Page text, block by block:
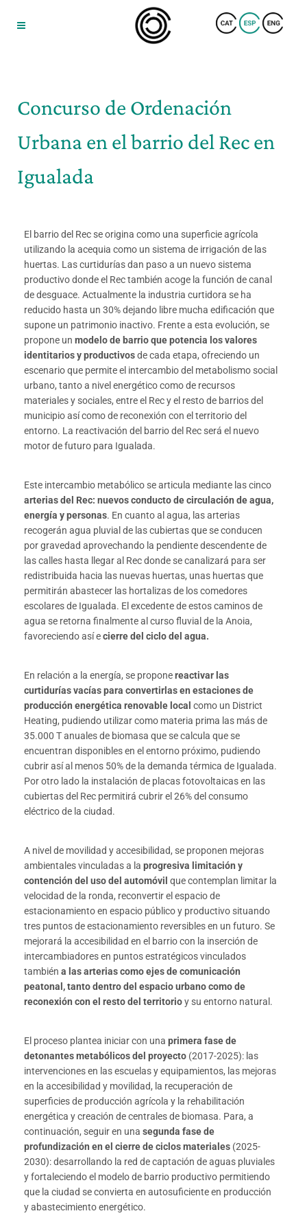
Concurso de Ordenación
Urbana en el barrio del Rec en
Igualada
El barrio del Rec se origina como una superficie agrícola
utilizando la acequia como un sistema de irrigación de las
huertas. Las curtidurías dan paso a un nuevo sistema
productivo donde el Rec también acoge la función de canal
de desguace. Actualmente la industria curtidora se ha
reducido hasta un 30% dejando libre mucha edificación que
supone un patrimonio inactivo. Frente a esta evolución, se
propone un modelo de barrio que potencia los valores
identitarios y productivosde cada etapa, ofreciendo un
escenario que permite el intercambio del metabolismo social
urbano, tanto a nivel energético como de recursos
materiales y sociales, entre el Rec y el resto de barrios del
municipio así como de reconexión con el territorio del
entorno. La reactivación del barrio del Rec será el nuevo
motor de futuro para Igualada.
Este intercambio metabólico se articula mediante las cinco
arterias del Rec: nuevos conducto de circulación de agua,
energía y personas. En cuanto al agua, las arterias
recogerán agua pluvial de las cubiertas que se conducen
por gravedad aprovechando la pendiente descendente de
las calles hasta llegar al Rec donde se canalizará para ser
redistribuida hacia las nuevas huertas, unas huertas que
permitirán abastecer las hortalizas de los comedores
escolares de Igualada. El excedente de estos caminos de
agua se retorna finalmente al curso fluvial de la Anoia,
favoreciendo así ecierre del ciclo del agua.
En relación a la energía, se proponereactivar las
curtidurías vacías para convertirlas en estaciones de
producción energética renovable local como un District
Heating, pudiendo utilizar como materia prima las más de
35.000 T anuales de biomasa que se calcula que se
encuentran disponibles en el entorno próximo, pudiendo
cubrir así al menos 50% de la demanda térmica de Igualada.
Por otro lado la instalación de placas fotovoltaicas en las
cubiertas del Rec permitirá cubrir el 26% del consumo
eléctrico de la ciudad.
A nivel de movilidad y accesibilidad, se proponen mejoras
ambientales vinculadas a la progresiva limitación y
contención del uso del automóvil que contemplan limitar la
velocidad de la ronda, reconvertir el espacio de
estacionamiento en espacio público y productivo situando
tres puntos de estacionamiento reversibles en un futuro. Se
mejorará la accesibilidad en el barrio con la inserción de
intercambiadores en puntos estratégicos vinculados
también a las arterias como ejes de comunicación
peatonal, tanto dentro del espacio urbano como de
reconexión con el resto del territorioy su entorno natural.
El proceso plantea iniciar con una primera fase de
detonantes metabólicos del proyecto (2017-2025): las
intervenciones en las escuelas y equipamientos, las mejoras
en la accesibilidad y movilidad, la recuperación de
superficies de producción agrícola y la rehabilitación
energética y creación de centrales de biomasa. Para, a
continuación, seguir en una segunda fase de
profundización en el cierre de ciclos materiales (2025-
2030): desarrollando la red de captación de aguas pluviales
y fortaleciendo el modelo de barrio productivo permitiendo
que la ciudad se convierta en autosuficiente en producción
y abastecimiento energético.